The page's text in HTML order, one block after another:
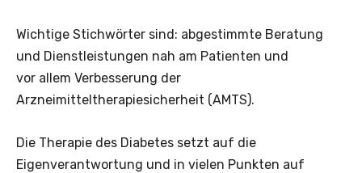
Wichtige Stichwörter sind: abgestimmte Beratung
und Dienstleistungen nah am Patienten und
vor allem Verbesserung der
Arzneimitteltherapiesicherheit (AMTS).
Die Therapie des Diabetes setzt auf die
Eigenverantwortung und in vielen Punkten auf